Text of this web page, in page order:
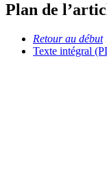
Plan de
Retour au début
Texte intégral